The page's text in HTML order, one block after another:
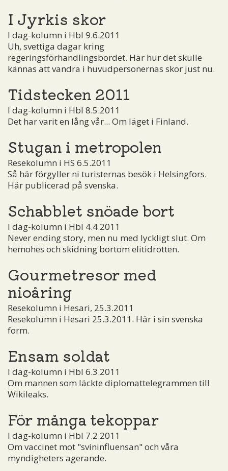
I Jyrkis skor
I dag-kolumn i Hbl 9.6.2011
Uh, svettiga dagar kring
regeringsförhandlingsbordet. Här hur det skulle
kännas att vandra i huvudpersonernas skor just nu.
Tidstecken 2011
I dag-kolumn i Hbl 8.5.2011
Det har varit en lång vår... Om läget i Finland.
Stugan i metropolen
Resekolumn i HS 6.5.2011
Så här förgyller ni turisternas besök i Helsingfors.
Här publicerad på svenska.
Schabblet snöade bort
I dag-kolumn i Hbl 4.4.2011
Never ending story, men nu med lyckligt slut. Om
hemohes och skidning bortom elitidrotten.
Gourmetresor med
nioåring
Resekolumn i Hesari, 25.3.2011
Resekolumn i Hesari 25.3.2011. Här i sin svenska
form.
Ensam soldat
I dag-kolumn i Hbl 6.3.2011
Om mannen som läckte diplomattelegrammen till
Wikileaks.
För många tekoppar
I dag-kolumn i Hbl 7.2.2011
Om vaccinet mot "svininfluensan" och våra
myndigheters agerande.